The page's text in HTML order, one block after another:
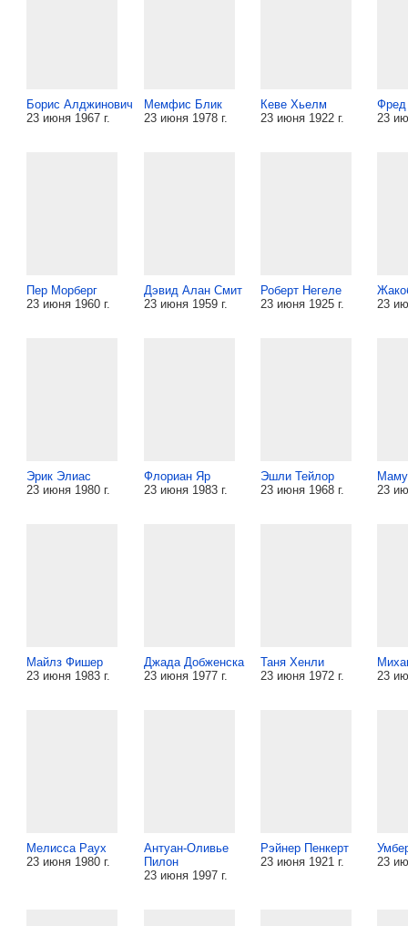
Борис Алджинович
23 июня 1967 г.
Мемфис Блик
23 июня 1978 г.
Кеве Хьелм
23 июня 1922 г.
Фред
23
Пер Морберг
23 июня 1960 г.
Дэвид Алан Смит
23 июня 1959 г.
Роберт Негеле
23 июня 1925 г.
23
Эрик Элиас
23 июня 1980 г.
Флориан Яр
23 июня 1983 г.
Эшли Тейлор
23 июня 1968 г.
23
Майлз Фишер
23 июня 1983 г.
Джада Добженска
23 июня 1977 г.
Таня Хенли
23 июня 1972 г.
23
Мелисса Раух
23 июня 1980 г.
Антуан-Оливье
Пилон
23 июня 1997 г.
Рэйнер Пенкерт
23 июня 1921 г.
23